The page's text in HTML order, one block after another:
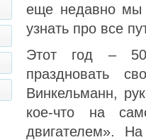
еще недавно мы
узнать про все
Этот год – 50-
праздновать
Винкельманн,
кое-что на
двигателем».